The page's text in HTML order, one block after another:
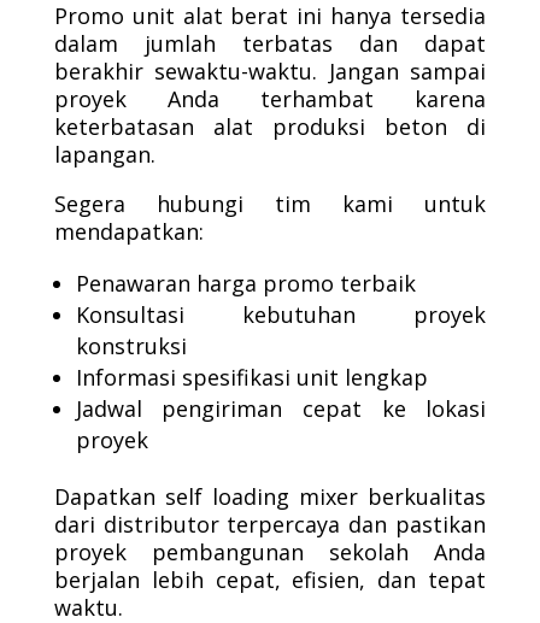
Promo unit alat berat ini hanya tersedia
dalam jumlah terbatas dan dapat
berakhir sewaktu-waktu. Jangan sampai
proyek Anda terhambat karena
keterbatasan alat produksi beton di
lapangan.
Segera hubungi tim kami untuk
mendapatkan:
Penawaran harga promo terbaik
Konsultasi kebutuhan proyek
konstruksi
Informasi spesifikasi unit lengkap
Jadwal pengiriman cepat ke lokasi
proyek
Dapatkan self loading mixer berkualitas
dari distributor terpercaya dan pastikan
proyek pembangunan sekolah Anda
berjalan lebih cepat, efisien, dan tepat
waktu.